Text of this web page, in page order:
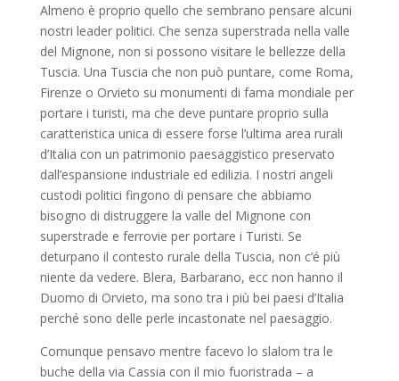
Almeno è proprio quello che sembrano pensare alcuni
nostri leader politici. Che senza superstrada nella valle
del Mignone, non si possono visitare le bellezze della
Tuscia. Una Tuscia che non può puntare, come Roma,
Firenze o Orvieto su monumenti di fama mondiale per
portare i turisti, ma che deve puntare proprio sulla
caratteristica unica di essere forse l’ultima area rurali
d’Italia con un patrimonio paesaggistico preservato
dall’espansione industriale ed edilizia. I nostri angeli
custodi politici fingono di pensare che abbiamo
bisogno di distruggere la valle del Mignone con
superstrade e ferrovie per portare i Turisti. Se
deturpano il contesto rurale della Tuscia, non c’é più
niente da vedere. Blera, Barbarano, ecc non hanno il
Duomo di Orvieto, ma sono tra i più bei paesi d’Italia
perché sono delle perle incastonate nel paesaggio.
Comunque pensavo mentre facevo lo slalom tra le
buche della via Cassia con il mio fuoristrada – a